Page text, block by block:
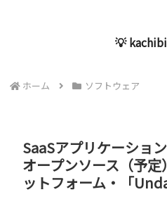
💡
ホーム ソフトウェア
SaaSアプリケーショ
オープンソース（予
ットフォーム・「